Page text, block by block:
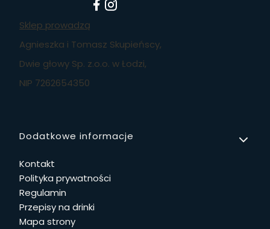
Sklep prowadzą
Agnieszka i Tomasz Skupieńscy,
Dwie głowy Sp. z.o.o. w Łodzi,
NIP 7262654350
Linki w stopce
Dodatkowe informacje
Kontakt
Polityka prywatności
Regulamin
Przepisy na drinki
Mapa strony